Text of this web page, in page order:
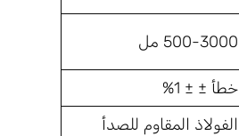
500-3000 مل
خطأ ± ± 1%
الفولاذ المقاوم للصدأ